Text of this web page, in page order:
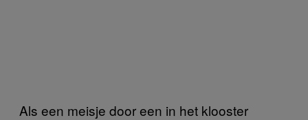
Als een meisje door een in het klooster